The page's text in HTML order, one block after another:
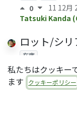
0 11 12月
Tatsuki Kanda
ロット/シ
在庫
0 5 12月
全銀フォー
私たちはクッキー
ます
クッキーポリシー